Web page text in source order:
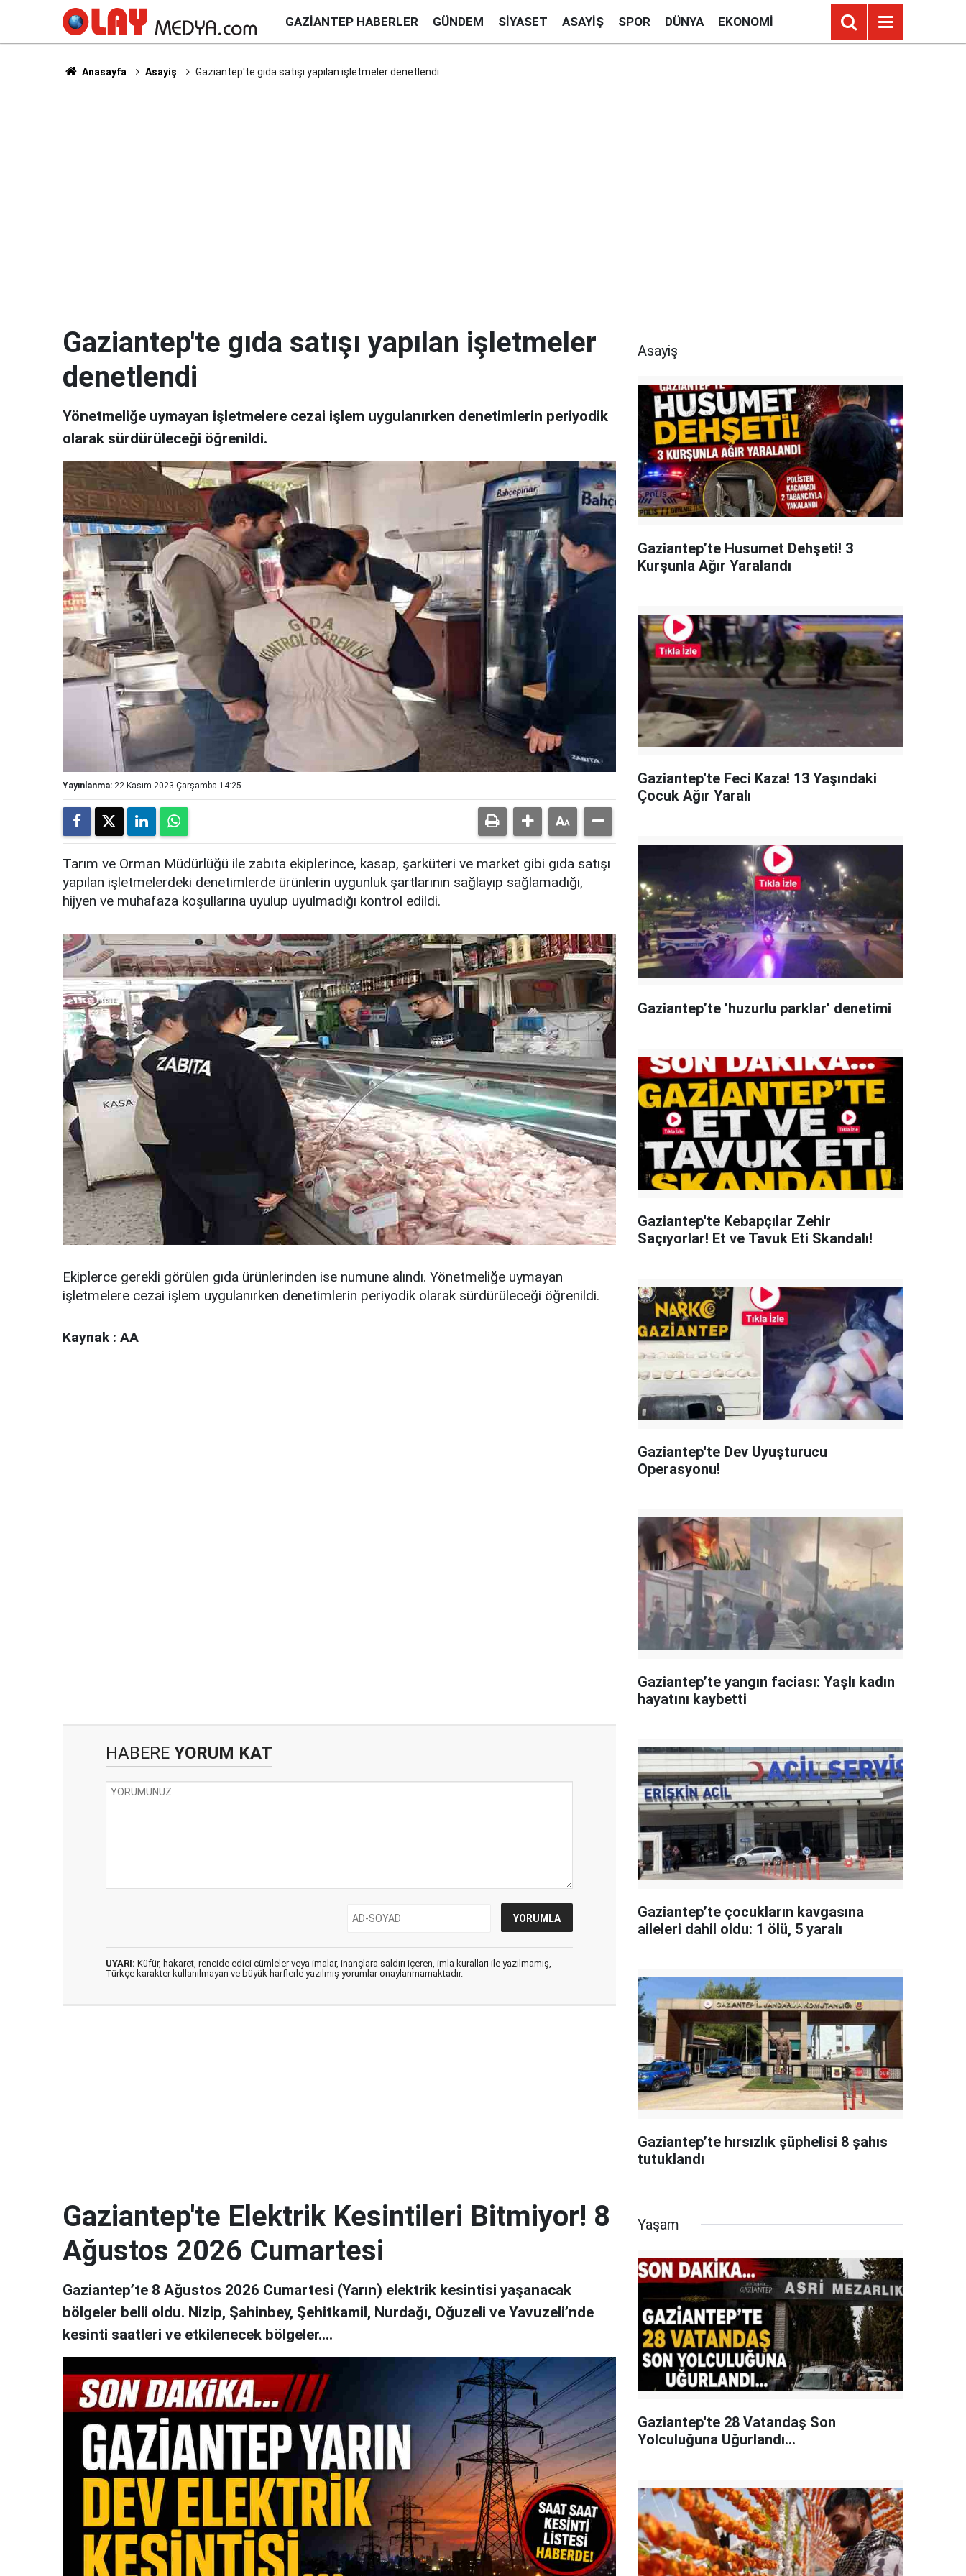
GAZIANTEP HABERLER GÜNDEM SIYASET ASAYIŞ SPOR DÜNYA EKONOMI
Anasayfa Asayiş Gaziantep'te gıda satışı yapılan işletmeler denetlendi
Gaziantep'te gıda satışı yapılan işletmeler
denetlendi
Yönetmeliğe uymayan işletmelere cezai işlem uygulanırken denetimlerin periyodik
olarak sürdürüleceği öğrenildi.
Yayınlanma: 22 Kasım 2023 Çarşamba 14:25
Tarım ve Orman Müdürlüğü ile zabıta ekiplerince, kasap, şarküteri ve market gibi gıda satışı
yapılan işletmelerdeki denetimlerde ürünlerin uygunluk şartlarının sağlayıp sağlamadığı,
hijyen ve muhafaza koşullarına uyulup uyulmadığı kontrol edildi.
Ekiplerce gerekli görülen gıda ürünlerinden ise numune alındı. Yönetmeliğe uymayan
işletmelere cezai işlem uygulanırken denetimlerin periyodik olarak sürdürüleceği öğrenildi.
Kaynak : AA
HABERE YORUM KAT
UYARI: Küfür, hakaret, rencide edici cümleler veya imalar, inançlara saldırı içeren, imla kuralları ile yazılmamış,
Türkçe karakter kullanılmayan ve büyük harflerle yazılmış yorumlar onaylanmamaktadır.
Asayiş
Gaziantep’te Husumet Dehşeti! 3
Kurşunla Ağır Yaralandı
Gaziantep'te Feci Kaza! 13 Yaşındaki
Çocuk Ağır Yaralı
Gaziantep’te ’huzurlu parklar’ denetimi
Gaziantep'te Kebapçılar Zehir
Saçıyorlar! Et ve Tavuk Eti Skandalı!
Gaziantep'te Dev Uyuşturucu
Operasyonu!
Gaziantep’te yangın faciası: Yaşlı kadın
hayatını kaybetti
Gaziantep’te çocukların kavgasına
aileleri dahil oldu: 1 ölü, 5 yaralı
Gaziantep’te hırsızlık şüphelisi 8 şahıs
tutuklandı
Gaziantep'te Elektrik Kesintileri Bitmiyor! 8
Ağustos 2026 Cumartesi
Gaziantep’te 8 Ağustos 2026 Cumartesi (Yarın) elektrik kesintisi yaşanacak
bölgeler belli oldu. Nizip, Şahinbey, Şehitkamil, Nurdağı, Oğuzeli ve Yavuzeli’nde
kesinti saatleri ve etkilenecek bölgeler....
Yaşam
Gaziantep'te 28 Vatandaş Son
Yolculuğuna Uğurlandı...